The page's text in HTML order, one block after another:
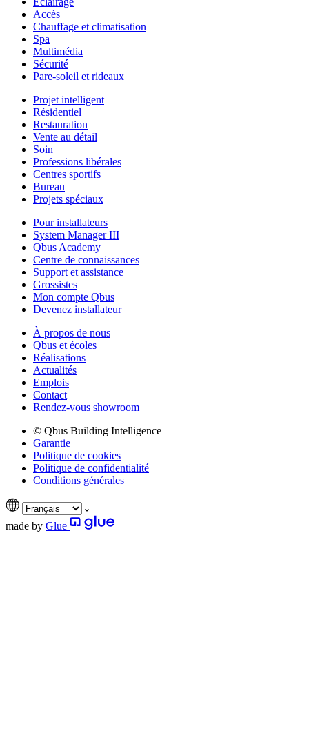
Accès
Chauffage et climatisation
Spa
Multimédia
Sécurité
Pare-soleil et rideaux
Projet intelligent
Résidentiel
Restauration
Vente au détail
Soin
Professions libérales
Centres sportifs
Bureau
Projets spéciaux
Pour installateurs
System Manager III
Qbus Academy
Centre de connaissances
Support et assistance
Grossistes
Mon compte Qbus
Devenez installateur
À propos de nous
Qbus et écoles
Réalisations
Actualités
Emplois
Contact
Rendez-vous showroom
© Qbus Building Intelligence
Garantie
Politique de cookies
Politique de confidentialité
Conditions générales
made by Glue